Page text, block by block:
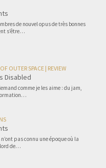
de nouvel opus de très bonnes
s’être…
OUTER SPACE | REVIEW
Disabled
comme je les aime : du jam,
pas connu une époque où la
de…